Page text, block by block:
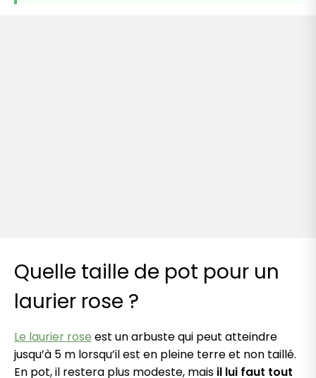
Quelle taille de pot pour un
laurier rose ?
Le laurier rose est un arbuste qui peut atteindre
jusqu’à 5 m lorsqu’il est en pleine terre et non taillé.
En pot, il restera plus modeste, mais il lui faut tout